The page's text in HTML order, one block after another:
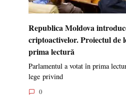
Republica Moldova
criptoactivelor. Proiectul de
prima lectură
Parlamentul a votat în prima
lege privind
0